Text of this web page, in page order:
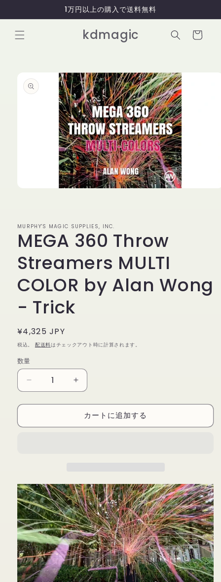
進む
1万円以上の購入で送料無料
kdmagic
カ
ー
報にス
キップ
で
メ
デ
ア
(1)
を
開
MURPHY'S MAGIC SUPPLIES, INC.
MEGA 360 Throw
Streamers MULTI
COLOR by Alan Wong
- Trick
通
常
価
格
¥4,325 JPY
税込。 配送料はチェックアウト時に計算されます。
数
量
数量
MEGA
360
Throw
MULTI
Trick
の
数
量
を
減
ら
す
MEGA
360
Throw
Streamers
MULTI
Trick
の
数
量
を
増
や
す
カートに追加する